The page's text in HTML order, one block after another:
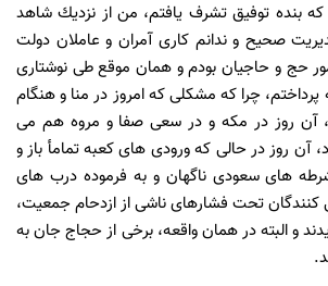
قبلأ و در حج سال 85 كه بنده توفيق تشرف يافتم، من از نزديك شاهد
صحيح و ندانم كارى آمران و عاملان دولت
حج و حاجيان بودم و همان موقع طى نوشتارى
پرداختم، چرا كه مشكلى كه امروز در منا و هنگام
آن روز در مكه و در سعى صفا و مروه هم مى
آن روز در حالى كه ورودى هاى كعبه تمامأ باز و
هاى سعودى ناگهان و به فرموده درب هاى
تحت فشارهاى ناشى از ازدحام جمعيت،
و البته در همان واقعه، برخى از حجاج جان به